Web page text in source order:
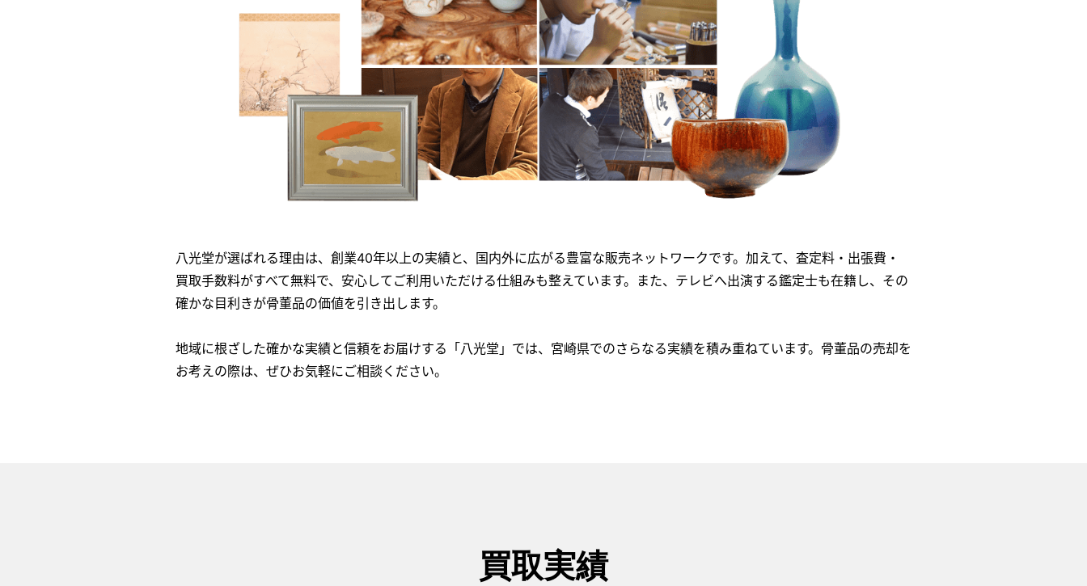
八光堂が選ばれる理由は、創業40年以上の実績と、国内外に広がる豊富な販売ネットワークです。加えて、査定料・出張費・
買取手数料がすべて無料で、安心してご利用いただける仕組みも整えています。また、テレビへ出演する鑑定士も在籍し、その
確かな目利きが骨董品の価値を引き出します。
地域に根ざした確かな実績と信頼をお届けする「八光堂」では、宮崎県でのさらなる実績を積み重ねています。骨董品の売却を
お考えの際は、ぜひお気軽にご相談ください。
買取実績